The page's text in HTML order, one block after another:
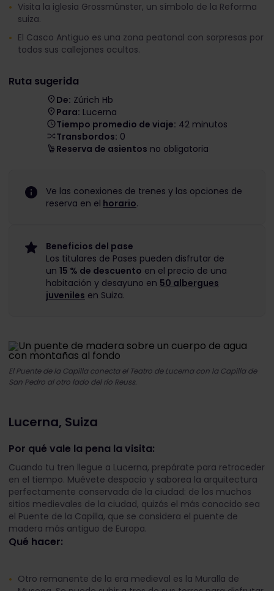
Visita la iglesia Grossmünster, un símbolo de la Reforma
suiza.
El Casco Antiguo es una zona peatonal con sorpresas por
todos sus callejones ocultos.
Ruta sugerida
De: Zúrich Hb
Para: Lucerna
Tiempo promedio de viaje: 42 minutos
Transbordos: 0
Reserva de asientos no obligatoria
Ve las conexiones de trenes y las opciones de
reserva en el horario.
Beneficios del pase
Los titulares de Pases pueden disfrutar de
un 15 % de descuento en el precio de una
habitación y desayuno en 50 albergues
juveniles en Suiza.
El Puente de la Capilla conecta el Teatro de Lucerna con la Capilla de
San Pedro al otro lado del río Reuss.
Lucerna, Suiza
Por qué vale la pena la visita:
Cuando tu tren llegue a Lucerna, prepárate para retroceder
en el tiempo. Muévete despacio y saborea la arquitectura
perfectamente conservada de la ciudad: de los muchos
sitios medievales de la ciudad, quizás el más conocido sea
el Puente de la Capilla, que se considera el puente de
madera más antiguo de Europa.
Qué hacer:
Otro remanente de la era medieval es la Muralla de